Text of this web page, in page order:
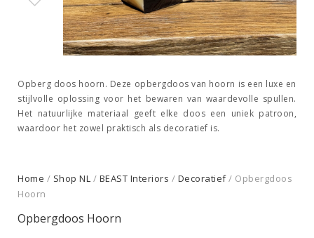
Opberg doos hoorn. Deze opbergdoos van hoorn is een luxe en
stijlvolle oplossing voor het bewaren van waardevolle spullen.
Het natuurlijke materiaal geeft elke doos een uniek patroon,
waardoor het zowel praktisch als decoratief is.
Home / Shop NL / BEAST Interiors / Decoratief/ Opbergdoos
Hoorn
Opbergdoos Hoorn